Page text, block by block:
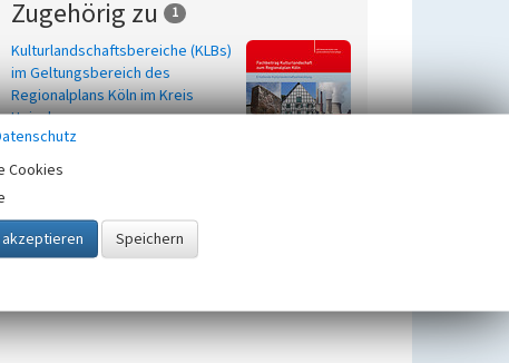
Zugehörig zu 1
Kulturlandschaftsbereiche (KLBs)
im Geltungsbereich des
Regionalplans Köln im Kreis
Heinsberg
Cookies